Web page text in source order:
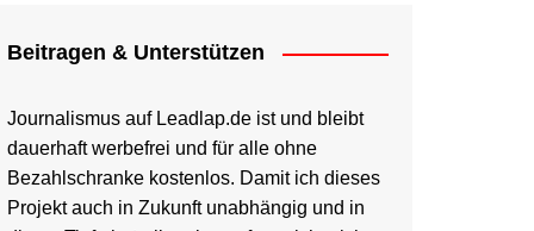
Beitragen & Unterstützen
Journalismus auf Leadlap.de ist und bleibt
dauerhaft werbefrei und für alle ohne
Bezahlschranke kostenlos. Damit ich dieses
Projekt auch in Zukunft unabhängig und in